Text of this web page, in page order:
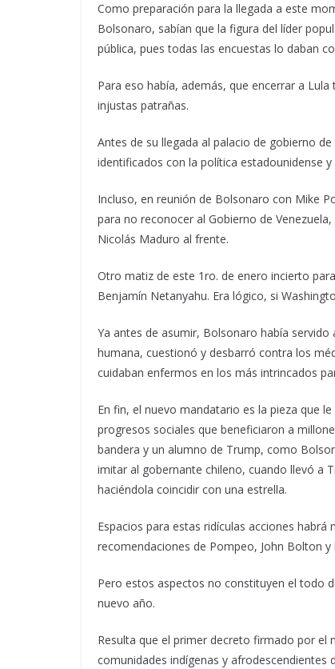
Como preparación para la llegada a este
Bolsonaro, sabían que la figura del líder
pública, pues todas las encuestas lo daban
Para eso había, además, que encerrar a
injustas patrañas.
Antes de su llegada al palacio de gobierno
identificados con la política estadounidense
Incluso, en reunión de Bolsonaro con Mike
para no reconocer al Gobierno de
Nicolás Maduro al frente.
Otro matiz de este 1ro. de enero incierto
Benjamín Netanyahu. Era lógico, si
Ya antes de asumir, Bolsonaro había
humana, cuestionó y desbarró contra los
cuidaban enfermos en los más intrincados
En fin, el nuevo mandatario es la pieza que
progresos sociales que beneficiaron a
bandera y un alumno de Trump, como
imitar al gobernante chileno, cuando llevó a
haciéndola coincidir con una estrella.
Espacios para estas ridículas acciones
recomendaciones de Pompeo, John Bolton
Pero estos aspectos no constituyen el todo
nuevo año.
Resulta que el primer decreto firmado por
comunidades indígenas y afrodescendientes